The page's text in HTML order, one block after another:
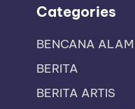
Categories
BENCANA ALAM
BERITA
BERITA ARTIS